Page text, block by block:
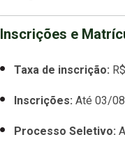
Inscrições e
Taxa de inscrição:
Inscrições: Até 03/
Processo Seletivo: